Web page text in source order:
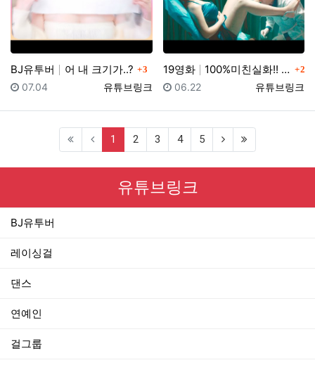
BJ유투버 어 내 크기가..? 댓글
3
등록자
유튜브링크
등록일
07.04
19영화 100%미친실화!! 이게 실제로 있었던 일이랍니다...… 댓글
2
등록자
유튜브링크
등록일
06.22
1 (current)
2 3 4 5
유튜브링크
BJ유투버
레이싱걸
댄스
연예인
걸그룹